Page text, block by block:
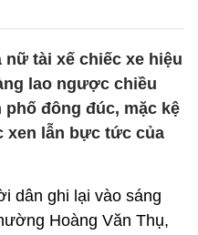
tài xế chiếc xe hiệu
lao ngược chiều
đông đúc, mặc kệ
xen lẫn bực tức của
dân ghi lại vào sáng
Hoàng Văn Thụ,